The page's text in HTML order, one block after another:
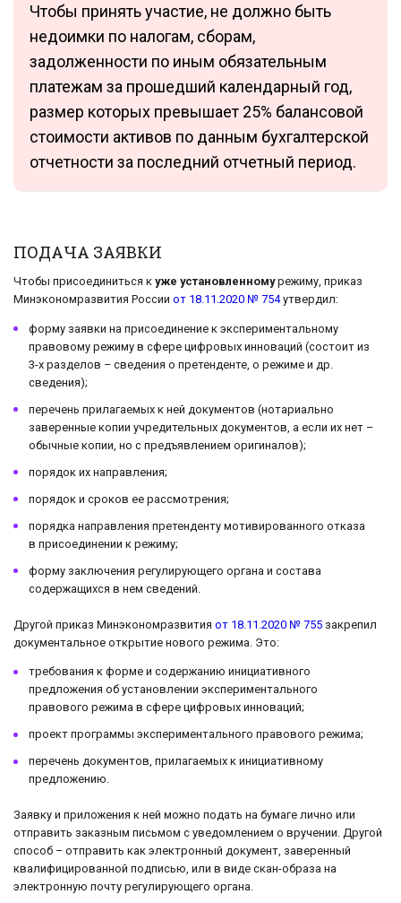
Чтобы принять участие, не должно быть
недоимки по налогам, сборам,
задолженности по иным обязательным
платежам за прошедший календарный год,
размер которых превышает 25% балансовой
стоимости активов по данным бухгалтерской
отчетности за последний отчетный период.
ПОДАЧА ЗАЯВКИ
Чтобы присоединиться к уже установленномурежиму, приказ
Минэкономразвития России от 18.11.2020 № 754утвердил:
форму заявки на присоединение к экспериментальному
правовому режиму в сфере цифровых инноваций (состоит из
3-х разделов – сведения о претенденте, о режиме и др.
сведения);
перечень прилагаемых к ней документов (нотариально
заверенные копии учредительных документов, а если их нет –
обычные копии, но с предъявлением оригиналов);
порядок их направления;
порядок и сроков ее рассмотрения;
порядка направления претенденту мотивированного отказа
в присоединении к режиму;
форму заключения регулирующего органа и состава
содержащихся в нем сведений.
Другой приказ Минэкономразвития от 18.11.2020 № 755 закрепил
документальное открытие нового режима. Это:
требования к форме и содержанию инициативного
предложения об установлении экспериментального
правового режима в сфере цифровых инноваций;
проект программы экспериментального правового режима;
перечень документов, прилагаемых к инициативному
предложению.
Заявку и приложения к ней можно подать на бумаге лично или
отправить заказным письмом с уведомлением о вручении. Другой
способ – отправить как электронный документ, заверенный
квалифицированной подписью, или в виде скан-образа на
электронную почту регулирующего органа.